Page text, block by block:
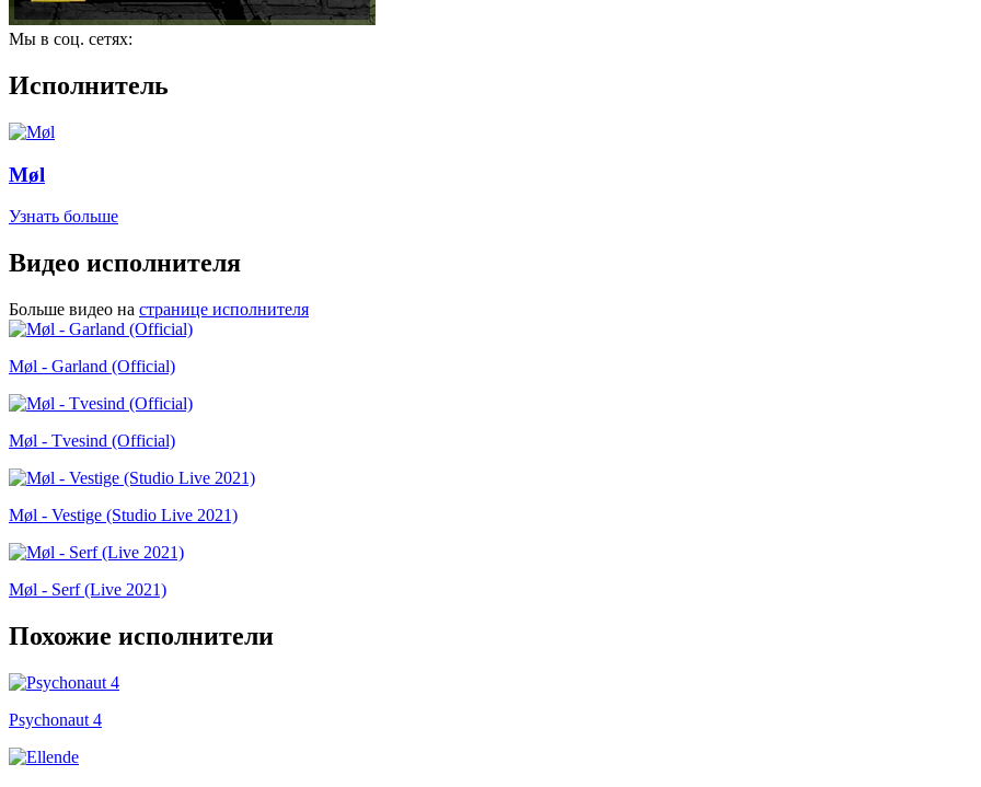
Мы в соц. сетях:
Исполнитель
Møl
Узнать больше
Видео исполнителя
Больше видео на странице исполнителя
Møl - Garland (Official)
Møl - Tvesind (Official)
Møl - Vestige (Studio Live 2021)
Møl - Serf (Live 2021)
Похожие исполнители
Psychonaut 4